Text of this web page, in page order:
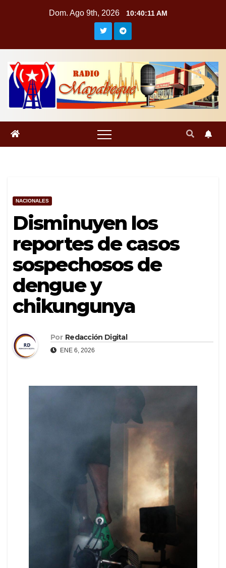
Dom. Ago 9th, 2026 10:40:12 AM
NACIONALES
Disminuyen los
reportes de casos
sospechosos de
dengue y
chikungunya
Por Redacción Digital
ENE 6, 2026